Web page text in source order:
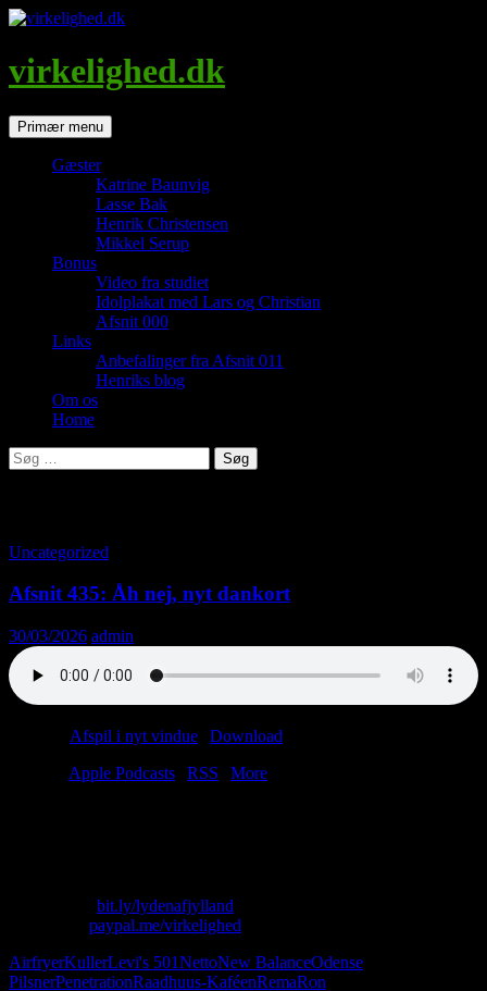
Hop
indhold
virkelighed.dk
SøgPrimær menu
Gæster
Katrine Baunvig
Lasse Bak
Henrik Christensen
Mikkel Serup
Bonus
Video fra studiet
Idolplakat med Lars og Christian
Afsnit 000
Links
Anbefalinger fra Afsnit 011
Henriks blog
Om os
Home
Søg
efter:
Uncategorized
Afsnit 435: Åh nej, nyt dankort
30/03/2026 admin
Afspil i nyt vindue Download
Apple Podcasts RSS
More
bit.ly/lydenafjylland
paypal.me/virkelighed
AirfryerKullerLevi's 501NettoNew BalanceOdense
PilsnerPenetrationRaadhuus-KaféenRemaRon